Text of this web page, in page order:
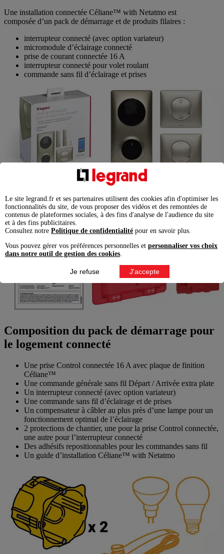
Une installation connectée Céliane™ with Netatmo est
composée d’un pack de démarrage et de produits filaires :
interrupteur connecté (avec option variateur)
micromodule d’éclairage connecté
prise de courant connectée 16 A
interrupteur connecté pour volet roulant
commande sans fil d’éclairage et prises
Composition du pack de démarrage pour
le logement connecté
Une prise Control connectée 16 A avec plaque de finition
Céliane™
Une commande générale sans fil Départ / Arrivée extra plate
Un interrupteur connecté (avec option variateur)
Une commande sans fil d’éclairage et de prises
Un compensateur à câbler au plus près d’une lampe pour un
fonctionnement optimal de l’éclairage
2 protections de chantier, une pour la prise Control connectée,
une autre pour l’interrupteur connecté
Des adhésifs repositionnables pour les commandes sans fil
Un guide d’installation Céliane™ with Netatmo
Le site legrand.fr et ses partenaires utilisent des cookies afin d'optimiser les
fonctionnalités du site, de vous proposer des vidéos et des remontées de
contenus de plateformes sociales, à des fins d'analyse de l'audience du site
et à des fins publicitaires.
Consultez notre Politique de confidentialité pour en savoir plus.
Vous pouvez gérer vos préférences personnelles et personnaliser vos choix
dans notre outil de gestion des cookies.
Je refuse J'accepte